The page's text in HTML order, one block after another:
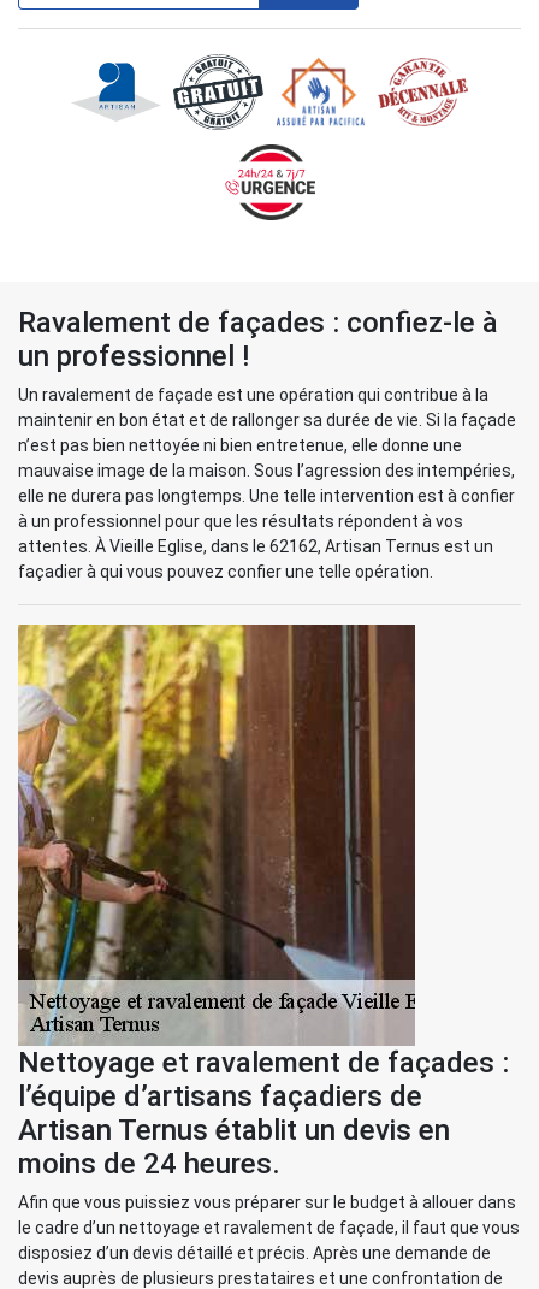
Ravalement de façades : confiez-le à
un professionnel !
Un ravalement de façade est une opération qui contribue à la
maintenir en bon état et de rallonger sa durée de vie. Si la façade
n’est pas bien nettoyée ni bien entretenue, elle donne une
mauvaise image de la maison. Sous l’agression des intempéries,
elle ne durera pas longtemps. Une telle intervention est à confier
à un professionnel pour que les résultats répondent à vos
attentes. À Vieille Eglise, dans le 62162, Artisan Ternus est un
façadier à qui vous pouvez confier une telle opération.
Nettoyage et ravalement de façades :
l’équipe d’artisans façadiers de
Artisan Ternus établit un devis en
moins de 24 heures.
Afin que vous puissiez vous préparer sur le budget à allouer dans
le cadre d’un nettoyage et ravalement de façade, il faut que vous
disposiez d’un devis détaillé et précis. Après une demande de
devis auprès de plusieurs prestataires et une confrontation de